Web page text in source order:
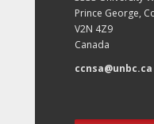
Prince George,
V2N 4Z9
Canada
ccnsa@unbc.ca